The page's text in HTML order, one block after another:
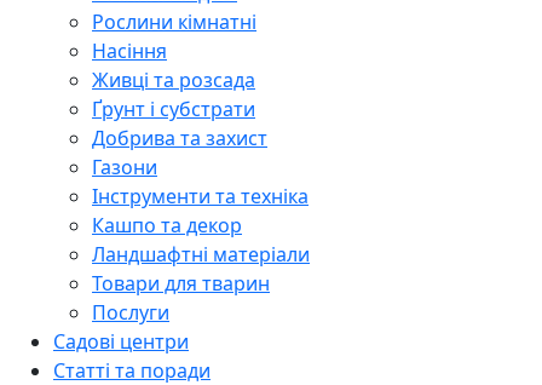
Рослини кімнатні
Насіння
Живці та розсада
Ґрунт і субстрати
Добрива та захист
Газони
Інструменти та техніка
Кашпо та декор
Ландшафтні матеріали
Товари для тварин
Послуги
Садові центри
Статті та поради